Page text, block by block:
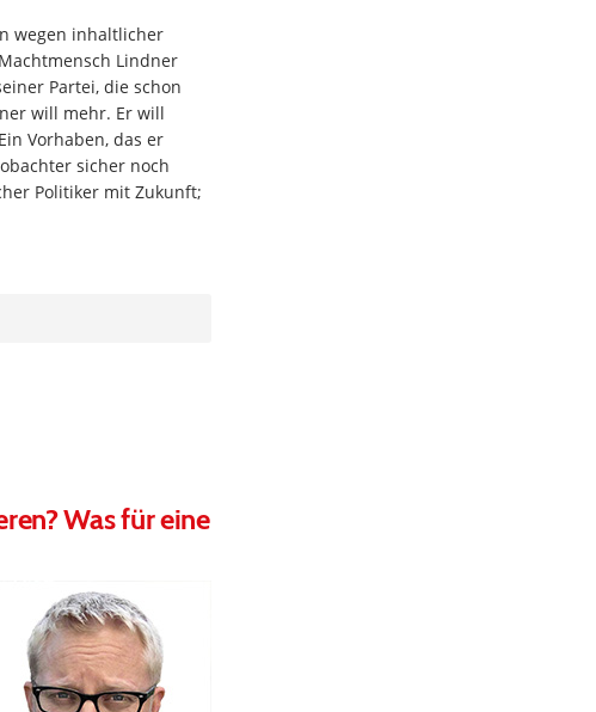
wegen inhaltlicher
Lindner
Partei, die schon
will mehr. Er will
Vorhaben, das er
sicher noch
Politiker mit Zukunft;
Was für eine